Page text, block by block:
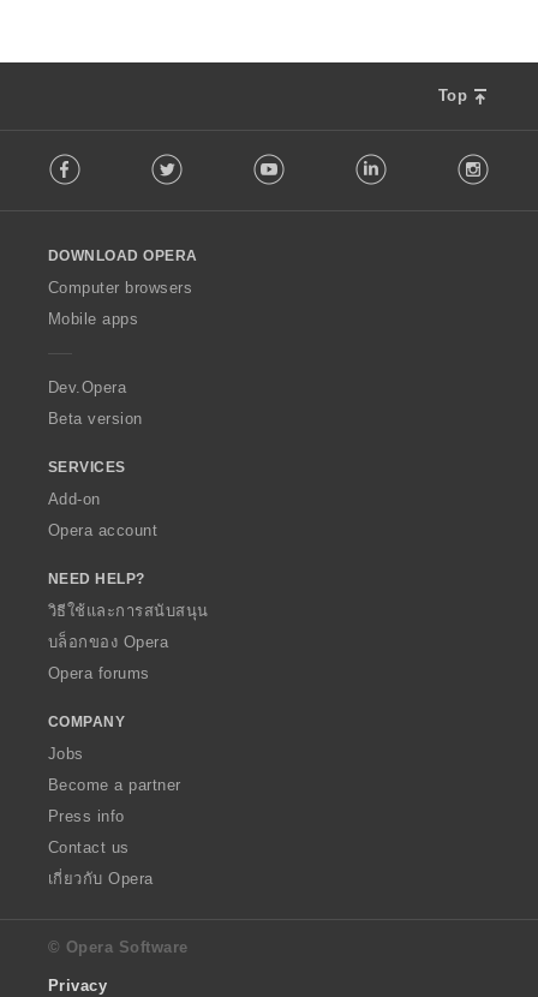
Top
o
w
O
p
a
Facebook Twitter Youtube LinkedIn
DOWNLOAD OPERA
Computer browsers
Mobile apps
Dev.Opera
Beta version
SERVICES
Add-on
Opera account
NEED HELP?
วิธีใช้และการสนับสนุน
บล็อกของ Opera
Opera forums
COMPANY
Jobs
Become a partner
Press info
Contact us
เกี่ยวกับ Opera
© Opera Software
Privacy